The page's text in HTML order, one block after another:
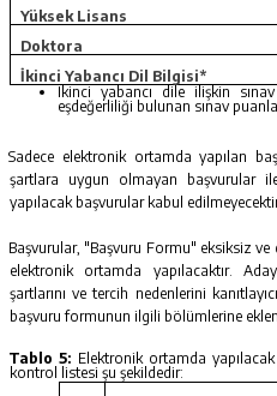
Yüksek Lisans
Doktora
İkinci Yabancı Dil Bilgisi*
İkinci yabancı dile ilişkin
eşdeğerliliği bulunan sınav
Sadece elektronik ortamda yapılan
şartlara uygun olmayan başvurular
yapılacak başvurular kabul
Başvurular, "Başvuru Formu" eksiksiz
elektronik ortamda yapılacaktır.
şartlarını ve tercih nedenlerini
başvuru formunun ilgili bölümlerine
Tablo 5: Elektronik ortamda
kontrol listesi şu şekildedir: